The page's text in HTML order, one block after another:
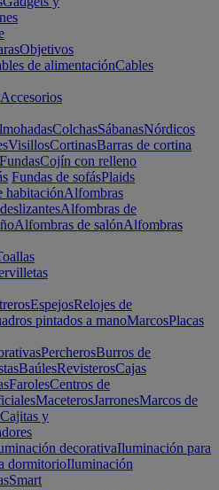
Objetivos
de alimentaciónCables
Accesorios
ColchasSábanasNórdicos
VisillosCortinasBarras de cortina
FundasCojín con relleno
Fundas de sofásPlaids
habitaciónAlfombras
Alfombras de
Alfombras de salónAlfombras
EspejosRelojes de
pintados a manoMarcosPlacas
PercherosBurros de
BaúlesRevisterosCajas
FarolesCentros de
MaceterosJarronesMarcos de
Cajitas y
decorativaIluminación para
dormitorioIluminación
Smart